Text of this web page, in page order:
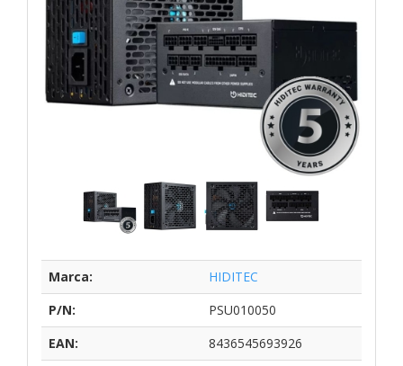
Marca:
HIDITEC
P/N:
PSU010050
EAN:
8436545693926